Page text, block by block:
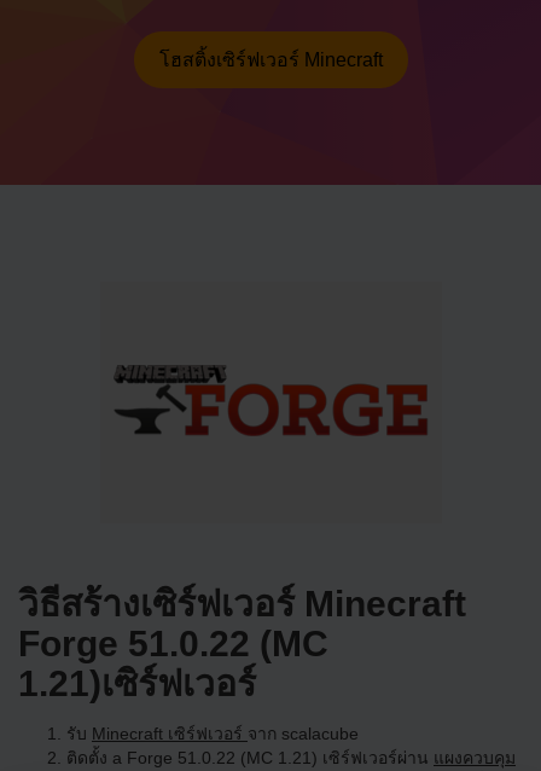
โฮสติ้งเซิร์ฟเวอร์ Minecraft
วิธีสร้างเซิร์ฟเวอร์ Minecraft
Forge 51.0.22 (MC
1.21)เซิร์ฟเวอร์
รับ Minecraft เซิร์ฟเวอร์ จาก scalacube
ติดตั้ง a Forge 51.0.22 (MC 1.21) เซิร์ฟเวอร์ผ่าน แผงควบคุม